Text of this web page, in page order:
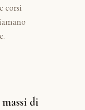
corsi
di